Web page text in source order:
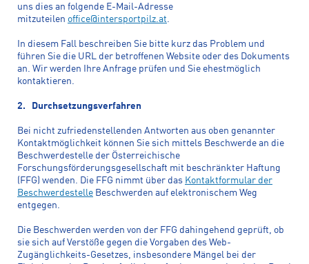
uns dies an folgende E-Mail-Adresse
mitzuteilen office@intersportpilz.at.
In diesem Fall beschreiben Sie bitte kurz das Problem und
führen Sie die URL der betroffenen Website oder des Dokuments
an. Wir werden Ihre Anfrage prüfen und Sie ehestmöglich
kontaktieren.
2. Durchsetzungsverfahren
Bei nicht zufriedenstellenden Antworten aus oben genannter
Kontaktmöglichkeit können Sie sich mittels Beschwerde an die
Beschwerdestelle der Österreichische
Forschungsförderungsgesellschaft mit beschränkter Haftung
(FFG) wenden. Die FFG nimmt über das Kontaktformular der
Beschwerdestelle Beschwerden auf elektronischem Weg
entgegen.
Die Beschwerden werden von der FFG dahingehend geprüft, ob
sie sich auf Verstöße gegen die Vorgaben des Web-
Zugänglichkeits-Gesetzes, insbesondere Mängel bei der